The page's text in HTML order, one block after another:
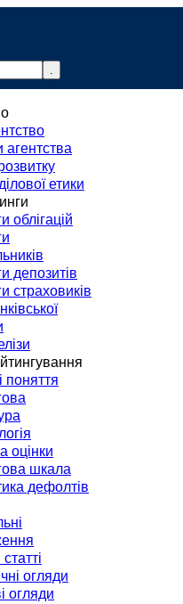
.
info@rurik.com.ua
агентства
етики
облігацій
депозитів
страховиків
поняття
оцінки
шкала
дефолтів
огляди
огляди